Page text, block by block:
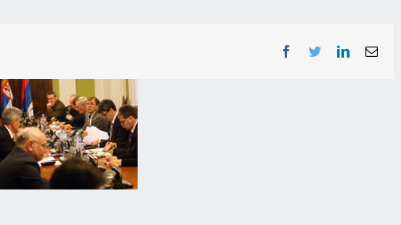
Facebook
TwitterLinkedInEmail